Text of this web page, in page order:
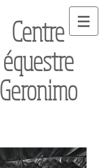
Centre
équestre
Geronimo